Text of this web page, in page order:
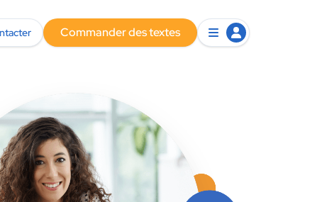
Commander des textes